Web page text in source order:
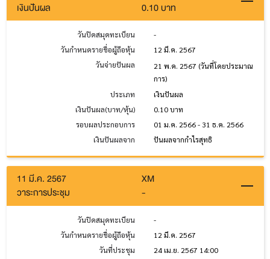
เงินปันผล
0.10 บาท
วันปิดสมุดทะเบียน
-
วันกำหนดรายชื่อผู้ถือหุ้น
12 มี.ค. 2567
วันจ่ายปันผล
21 พ.ค. 2567 (วันที่โดยประมาณ
การ)
ประเภท
เงินปันผล
เงินปันผล(บาท/หุ้น)
0.10 บาท
รอบผลประกอบการ
01 ม.ค. 2566 - 31 ธ.ค. 2566
เงินปันผลจาก
ปันผลจากกำไรสุทธิ
11 มี.ค. 2567
XM
วาระการประชุม
-
วันปิดสมุดทะเบียน
-
วันกำหนดรายชื่อผู้ถือหุ้น
12 มี.ค. 2567
วันที่ประชุม
24 เม.ย. 2567 14:00